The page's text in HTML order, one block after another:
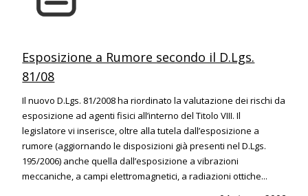
Esposizione a Rumore secondo il D.Lgs.
81/08
Il nuovo D.Lgs. 81/2008 ha riordinato la valutazione dei rischi da
esposizione ad agenti fisici all’interno del Titolo VIII. Il
legislatore vi inserisce, oltre alla tutela dall’esposizione a
rumore (aggiornando le disposizioni già presenti nel D.Lgs.
195/2006) anche quella dall’esposizione a vibrazioni
meccaniche, a campi elettromagnetici, a radiazioni ottiche...